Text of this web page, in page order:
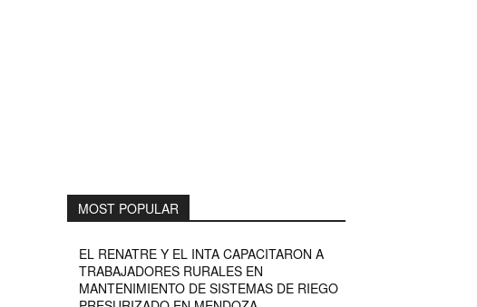
MOST POPULAR
EL RENATRE Y EL INTA CAPACITARON A
TRABAJADORES RURALES EN
MANTENIMIENTO DE SISTEMAS DE RIEGO